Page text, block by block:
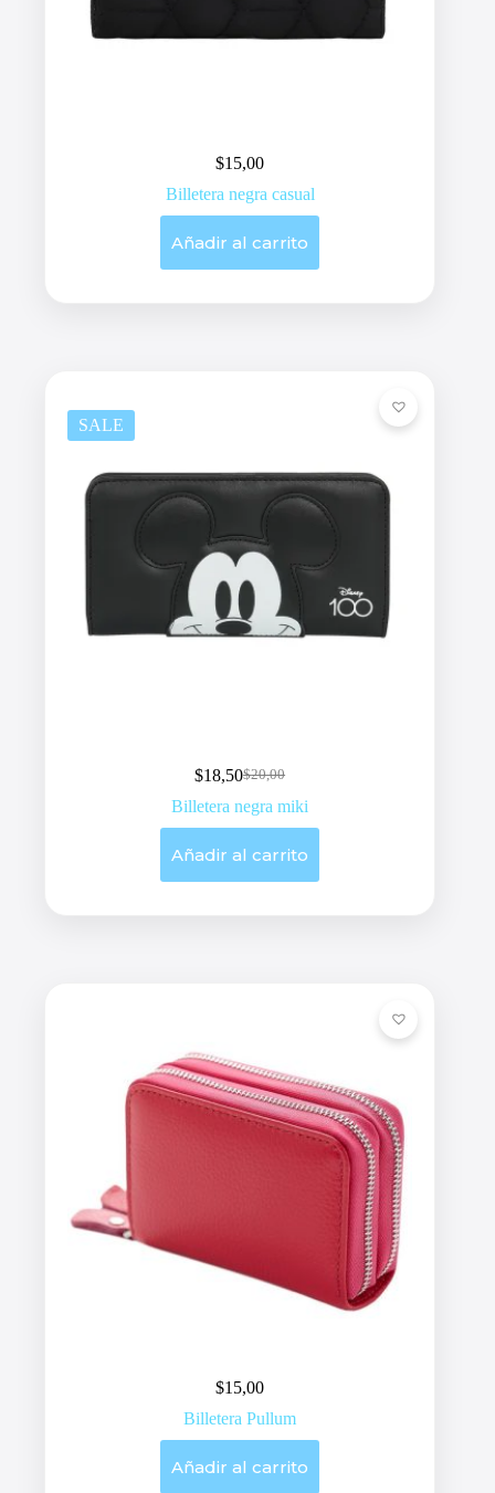
$15,00
Billetera negra casual
Añadir al carrito
SALE
$20,00
Original
price
$18,50Current
price
Billetera negra miki
Añadir al carrito
$15,00
Billetera Pullum
Añadir al carrito